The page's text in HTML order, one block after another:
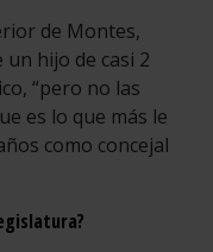
de Montes,
hijo de casi 2
“pero no las
es lo que más le
como concejal